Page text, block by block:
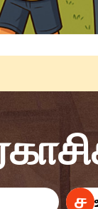
ச